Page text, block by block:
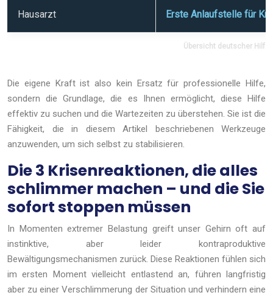
Übersicht deutscher
Hausarzt Erste Anlaufstelle für
Die eigene Kraft ist also kein Ersatz für professionelle Hilfe,
sondern die Grundlage, die es Ihnen ermöglicht, diese Hilfe
effektiv zu suchen und die Wartezeiten zu überstehen. Sie ist die
Fähigkeit, die in diesem Artikel beschriebenen Werkzeuge
anzuwenden, um sich selbst zu stabilisieren.
Die 3 Krisenreaktionen, die alles
schlimmer machen – und die Sie
sofort stoppen müssen
In Momenten extremer Belastung greift unser Gehirn oft auf
instinktive, aber leider kontraproduktive
Bewältigungsmechanismen zurück. Diese Reaktionen fühlen sich
im ersten Moment vielleicht entlastend an, führen langfristig
aber zu einer Verschlimmerung der Situation und verhindern eine